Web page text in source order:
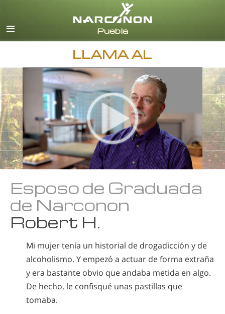
Español
Todas las Regiones/Idiomas
LLAMA AL
Esposo de Graduada
de Narconon
Robert H.
Mi mujer tenía un historial de drogadicción y de
alcoholismo. Y empezó a actuar de forma extraña
y era bastante obvio que andaba metida en algo.
De hecho, le confisqué unas pastillas que
tomaba.